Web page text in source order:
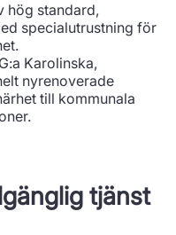
hög standard,
specialutrustning för
Karolinska,
nyrenoverade
till kommunala
tjänst